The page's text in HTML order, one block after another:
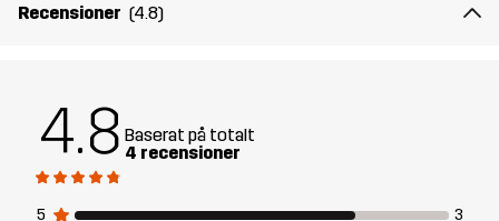
Artikelnummer
Recensioner (4.8)
4.8 Baserat på totalt
4 recensioner
5 3